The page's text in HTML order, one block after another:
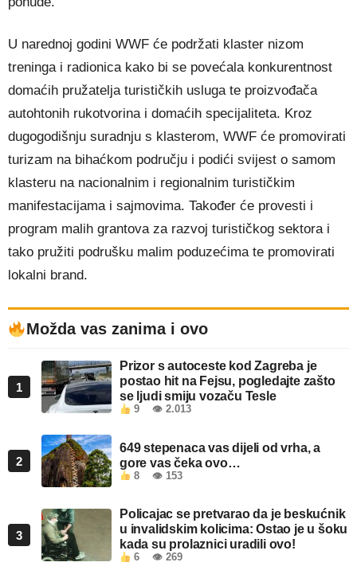
U narednoj godini WWF će podržati klaster nizom
treninga i radionica kako bi se povećala konkurentnost
domaćih pružatelja turističkih usluga te proizvođača
autohtonih rukotvorina i domaćih specijaliteta. Kroz
dugogodišnju suradnju s klasterom, WWF će promovirati
turizam na bihaćkom području i podići svijest o samom
klasteru na nacionalnim i regionalnim turističkim
manifestacijama i sajmovima. Također će provesti i
program malih grantova za razvoj turističkog sektora i
tako pružiti podrušku malim poduzećima te promovirati
lokalni brand.
Možda vas zanima i ovo
1
Prizor s autoceste kod Zagreba je
postao hit na Fejsu, pogledajte zašto
se ljudi smiju vozaču Tesle
9 👁 2.013
2
649 stepenaca vas dijeli od vrha, a
gore vas čeka ovo…
8 👁 153
3
Policajac se pretvarao da je beskućnik
u invalidskim kolicima: Ostao je u šoku
kada su prolaznici uradili ovo!
6 👁 269